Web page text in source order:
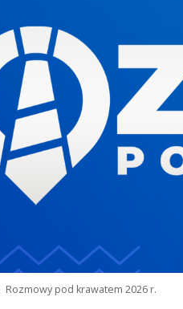
Rozmowy pod krawatem 2026 r.